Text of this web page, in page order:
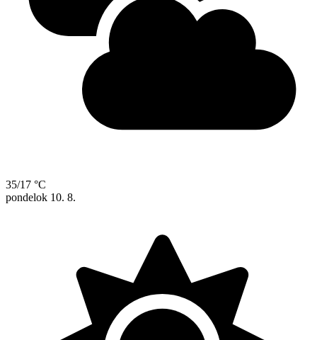
35/17 °C
pondelok 10. 8.